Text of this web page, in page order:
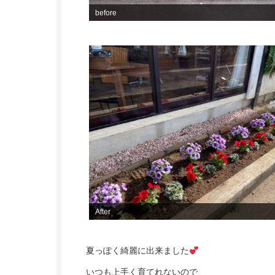
before
After
夏っぽく綺麗に出来ました
いつも上手く育てれないので